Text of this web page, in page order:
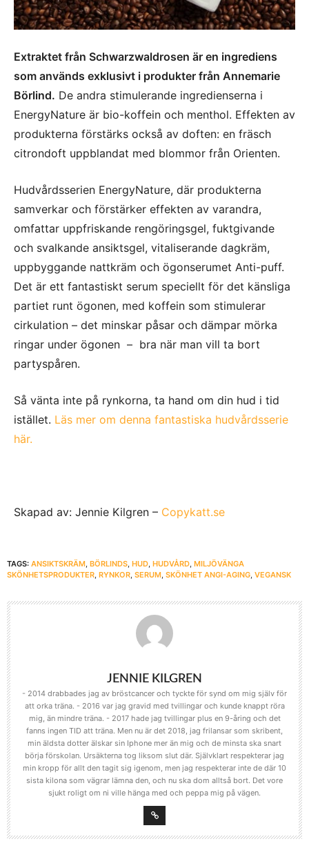
Extraktet från Schwarzwaldrosen är en ingrediens
som används exklusivt i produkter från Annemarie
Börlind. De andra stimulerande ingredienserna i
EnergyNature är bio-koffein och menthol. Effekten av
produkterna förstärks också av doften: en fräsch
citrondoft uppblandat med blommor från Orienten.
Hudvårdsserien EnergyNature, där produkterna
samverkar och förstärker effekten av varandra,
omfattar uppfriskande rengöringsgel, fuktgivande
och svalkande ansiktsgel, vitaliserande dagkräm,
uppbyggande nattkräm och ögonserumet Anti-puff.
Det är ett fantastiskt serum speciellt för det känsliga
partiet runt ögonen, med koffein som stimulerar
cirkulation – det minskar påsar och dämpar mörka
ringar under ögonen – bra när man vill ta bort
partyspåren.
Så vänta inte på rynkorna, ta hand om din hud i tid
istället. Läs mer om denna fantastiska hudvårdsserie
här.
Skapad av: Jennie Kilgren – Copykatt.se
TAGS: ANSIKTSKRÄM, BÖRLINDS, HUD, HUDVÅRD, MILJÖVÄNGA
SKÖNHETSPRODUKTER, RYNKOR, SERUM, SKÖNHET ANGI-AGING, VEGANSK
JENNIE KILGREN
- 2014 drabbades jag av bröstcancer och tyckte för synd om mig själv för
att orka träna. - 2016 var jag gravid med tvillingar och kunde knappt röra
mig, än mindre träna. - 2017 hade jag tvillingar plus en 9-åring och det
fanns ingen TID att träna. Men nu är det 2018, jag frilansar som skribent,
min äldsta dotter älskar sin Iphone mer än mig och de minsta ska snart
börja förskolan. Ursäkterna tog liksom slut där. Självklart respekterar jag
min kropp för allt den tagit sig igenom, men jag respekterar inte de där 10
sista kilona som vägrar lämna den, och nu ska dom alltså bort. Det vore
sjukt roligt om ni ville hänga med och peppa mig på vägen.